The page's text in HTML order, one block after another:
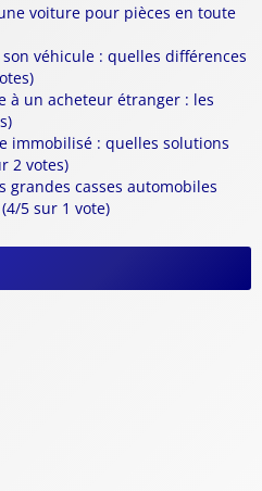
voiture pour pièces en toute
véhicule : quelles différences
à un acheteur étranger : les
immobilisé : quelles solutions
2 votes)
grandes casses automobiles
5 sur 1 vote)